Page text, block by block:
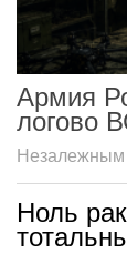
Армия
логово
Незалежным
Ноль